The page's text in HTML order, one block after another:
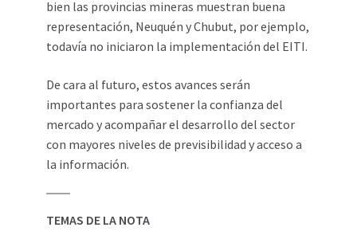
bien las provincias mineras muestran buena
representación, Neuquén y Chubut, por ejemplo,
todavía no iniciaron la implementación del EITI.
De cara al futuro, estos avances serán
importantes para sostener la confianza del
mercado y acompañar el desarrollo del sector
con mayores niveles de previsibilidad y acceso a
la información.
TEMAS DE LA NOTA